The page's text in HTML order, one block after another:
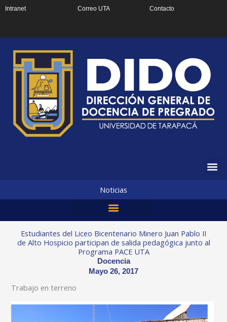
Intranet Correo UTA Contacto
Noticias
Estudiantes del Liceo Bicentenario Minero Juan Pablo II
de Alto Hospicio participan de salida pedagógica junto al
Programa PACE UTA
Docencia
Mayo 26, 2017
Trabajo en terreno